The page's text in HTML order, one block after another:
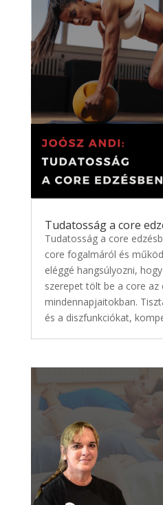
Tudatosság a core
Tudatosság a core
core fogalmáról és
eléggé hangsúlyozni,
szerepet tölt be a core az
mindennapjaitokban.
és a diszfunkciókat,